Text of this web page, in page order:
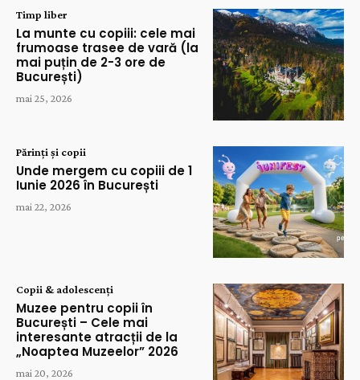
Timp liber
La munte cu copiii: cele mai
frumoase trasee de vară (la
mai puțin de 2-3 ore de
București)
mai 25, 2026
Părinți și copii
Unde mergem cu copiii de 1
Iunie 2026 în București
mai 22, 2026
Copii & adolescenți
Muzee pentru copii în
București – Cele mai
interesante atracții de la
„Noaptea Muzeelor” 2026
mai 20, 2026